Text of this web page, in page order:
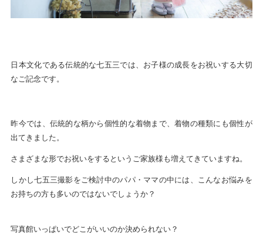
日本文化である伝統的な七五三では、お子様の成長をお祝いする大切
なご記念です。
昨今では、伝統的な柄から個性的な着物まで、着物の種類にも個性が
出てきました。
さまざまな形でお祝いをするというご家族様も増えてきていますね。
しかし七五三撮影をご検討中のパパ・ママの中には、こんなお悩みを
お持ちの方も多いのではないでしょうか？
写真館いっぱいでどこがいいのか決められない？